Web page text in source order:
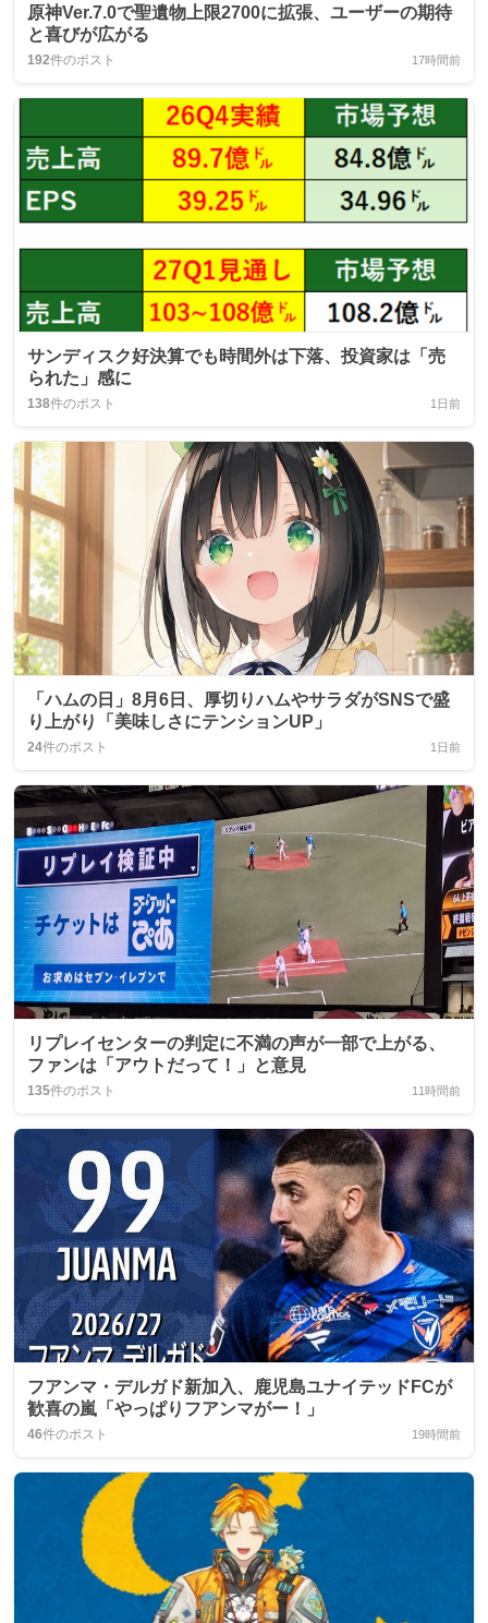
原神Ver.7.0で聖遺物上限2700に拡張、ユーザーの期待
と喜びが広がる
192件のポスト 17時間前
サンディスク好決算でも時間外は下落、投資家は「売
られた」感に
138件のポスト 1日前
「ハムの日」8月6日、厚切りハムやサラダがSNSで盛
り上がり「美味しさにテンションUP」
24件のポスト 1日前
リプレイセンターの判定に不満の声が一部で上がる、
ファンは「アウトだって！」と意見
135件のポスト 11時間前
フアンマ・デルガド新加入、鹿児島ユナイテッドFCが
歓喜の嵐「やっぱりフアンマがー！」
46件のポスト 19時間前